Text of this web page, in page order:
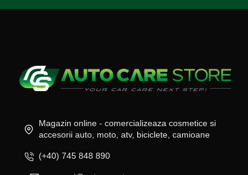
Magazin online - comercializeaza cosmetice si
accesorii auto, moto, atv, biciclete, camioane
(+40) 745 848 890